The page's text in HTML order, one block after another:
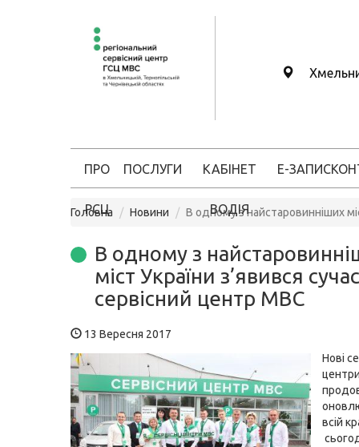
ПРО
РСЦ
ПОСЛУГИ КАБІНЕТ
ВОДІЯ
Е-ЗАПИС
Головна Новини В одному з найстаровинніших
В одному з
міст України з’явився
сервісний центр МВС
13 Вересня 2017
Нові
всій